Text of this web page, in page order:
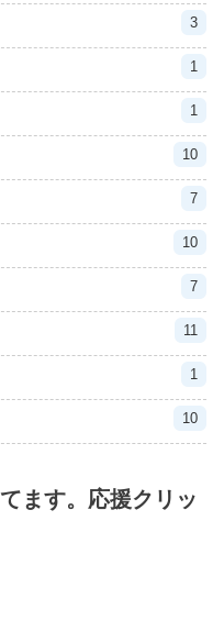
3
1
1
10
7
10
7
11
1
10
ます。応援クリッ